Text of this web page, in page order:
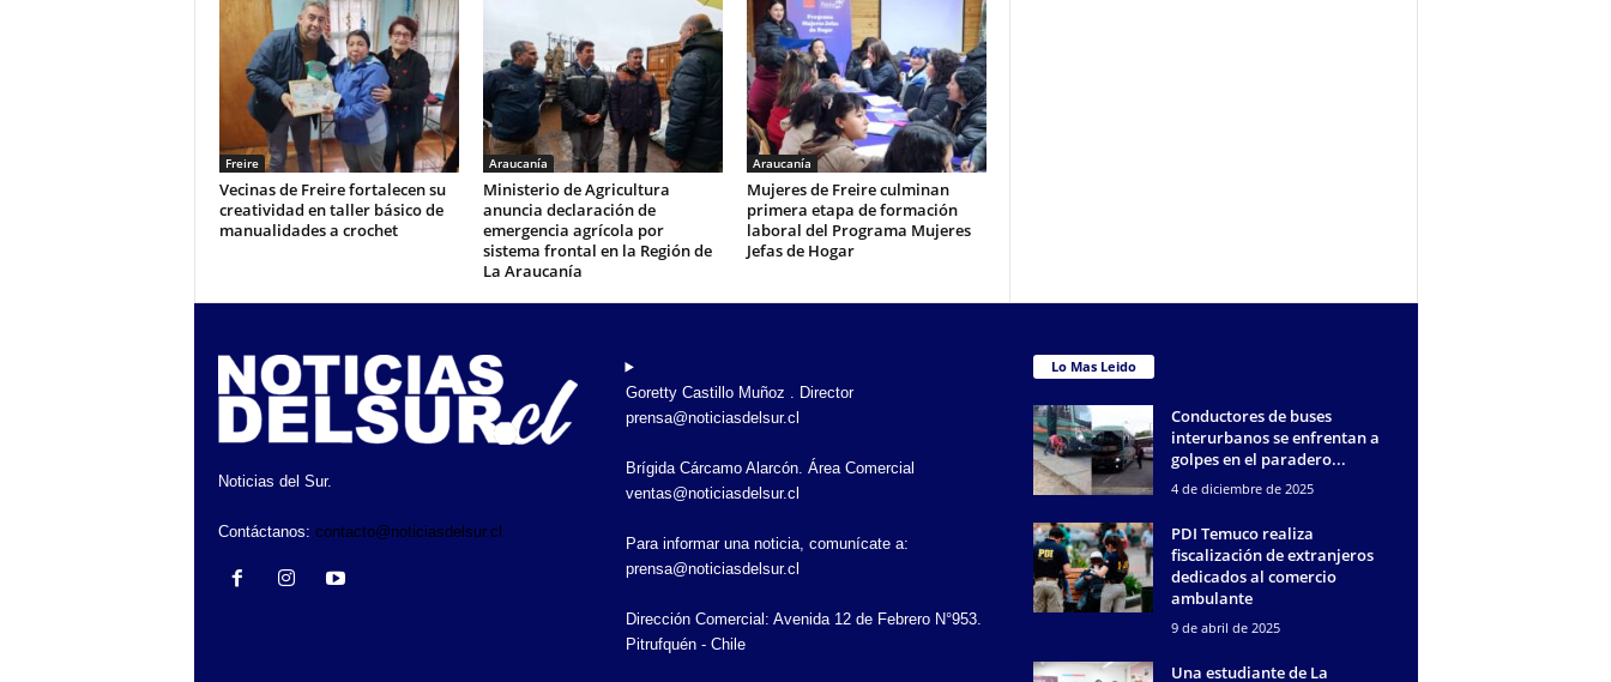
Freire
Vecinas de Freire fortalecen su
creatividad en taller básico de
manualidades a crochet
Araucanía
Ministerio de Agricultura
anuncia declaración de
emergencia agrícola por
sistema frontal en la Región de
La Araucanía
Araucanía
Mujeres de Freire culminan
primera etapa de formación
laboral del Programa Mujeres
Jefas de Hogar
Noticias del Sur.
Contáctanos: contacto@noticiasdelsur.cl
Goretty Castillo Muñoz . Director
prensa@noticiasdelsur.cl
Brígida Cárcamo Alarcón. Área Comercial
ventas@noticiasdelsur.cl
Para informar una noticia, comunícate a:
prensa@noticiasdelsur.cl
Dirección Comercial: Avenida 12 de Febrero N°953.
Pitrufquén - Chile
Lo Mas Leido
Conductores de buses
interurbanos se enfrentan a
golpes en el paradero...
4 de diciembre de 2025
PDI Temuco realiza
fiscalización de extranjeros
dedicados al comercio
ambulante
9 de abril de 2025
Una estudiante de La